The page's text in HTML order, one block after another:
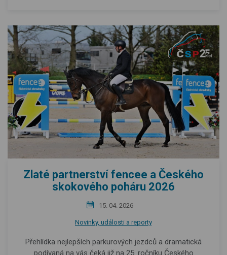
Zlaté partnerství fencee a Českého
skokového poháru 2026
15. 04. 2026
Novinky, události a reporty
Přehlídka nejlepších parkurových jezdců a dramatická
podívaná na vás čeká již na 25. ročníku Českého